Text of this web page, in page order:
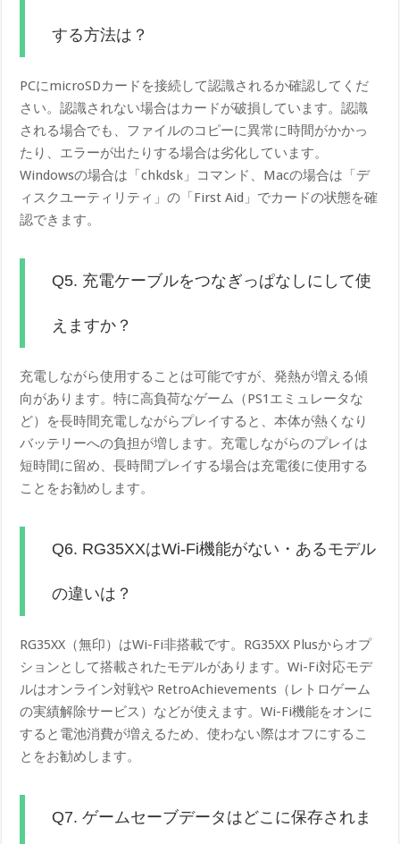
する方法は？
PCにmicroSDカードを接続して認識されるか確認してくだ
さい。認識されない場合はカードが破損しています。認識
される場合でも、ファイルのコピーに異常に時間がかかっ
たり、エラーが出たりする場合は劣化しています。
Windowsの場合は「chkdsk」コマンド、Macの場合は「デ
ィスクユーティリティ」の「First Aid」でカードの状態を確
認できます。
Q5. 充電ケーブルをつなぎっぱなしにして使
えますか？
充電しながら使用することは可能ですが、発熱が増える傾
向があります。特に高負荷なゲーム（PS1エミュレータな
ど）を長時間充電しながらプレイすると、本体が熱くなり
バッテリーへの負担が増します。充電しながらのプレイは
短時間に留め、長時間プレイする場合は充電後に使用する
ことをお勧めします。
Q6. RG35XXはWi-Fi機能がない・あるモデル
の違いは？
RG35XX（無印）はWi-Fi非搭載です。RG35XX Plusからオプ
ションとして搭載されたモデルがあります。Wi-Fi対応モデ
ルはオンライン対戦や RetroAchievements（レトロゲーム
の実績解除サービス）などが使えます。Wi-Fi機能をオンに
すると電池消費が増えるため、使わない際はオフにするこ
とをお勧めします。
Q7. ゲームセーブデータはどこに保存されま